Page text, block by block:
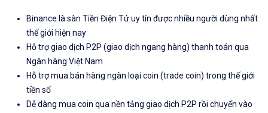
Binance là sàn Tiền Điện Tử uy tín được nhiều người dùng nhất
thế giới hiện nay
Hỗ trợ giao dịch P2P (giao dịch ngang hàng) thanh toán qua
Ngân hàng Việt Nam
Hỗ trợ mua bán hàng ngàn loại coin (trade coin) trong thế giới
tiền số
Dễ dàng mua coin qua nền tảng giao dịch P2P rồi chuyển vào